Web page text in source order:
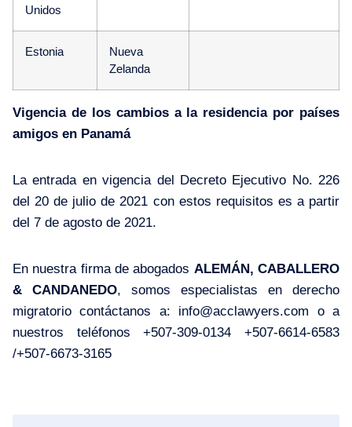
Unidos
Estonia
Nueva
Zelanda
Vigencia de los cambios a la residencia por países
amigos en Panamá
La entrada en vigencia del Decreto Ejecutivo No. 226
del 20 de julio de 2021 con estos requisitos es a partir
del 7 de agosto de 2021.
En nuestra firma de abogados ALEMÁN, CABALLERO
& CANDANEDO, somos especialistas en derecho
migratorio contáctanos a: info@acclawyers.com o a
nuestros teléfonos +507-309-0134 +507-6614-6583
/+507-6673-3165